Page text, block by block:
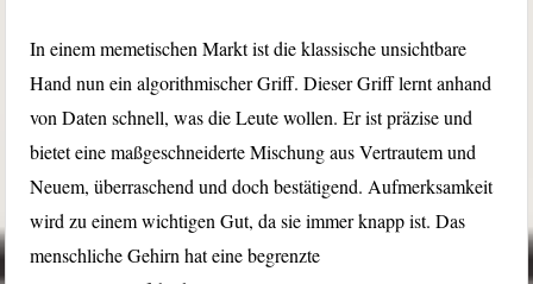
In einem memetischen Markt ist die klassische unsichtbare
Hand nun ein algorithmischer Griff. Dieser Griff lernt anhand
von Daten schnell, was die Leute wollen. Er ist präzise und
bietet eine maßgeschneiderte Mischung aus Vertrautem und
Neuem, überraschend und doch bestätigend. Aufmerksamkeit
wird zu einem wichtigen Gut, da sie immer knapp ist. Das
menschliche Gehirn hat eine begrenzte